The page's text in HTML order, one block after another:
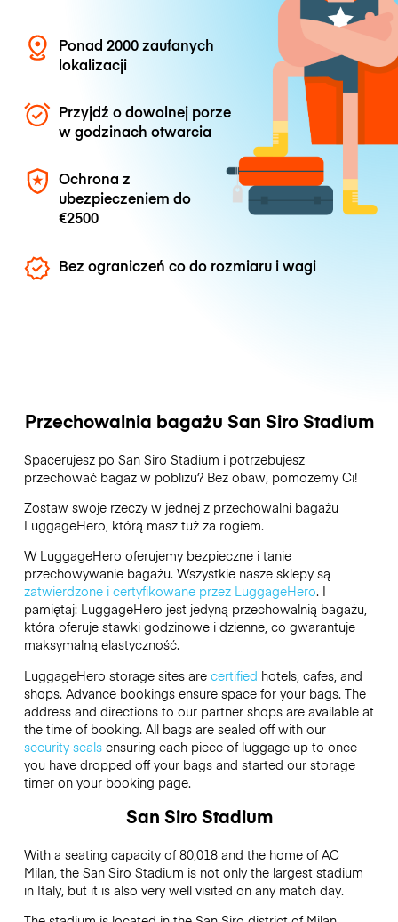
Ponad 2000 zaufanych
lokalizacji
Przyjdź o dowolnej porze
w godzinach otwarcia
Ochrona z
ubezpieczeniem do
€2500
Bez ograniczeń co do rozmiaru i wagi
Przechowalnia bagażu San Siro Stadium
Spacerujesz po San Siro Stadium i potrzebujesz
przechować bagaż w pobliżu? Bez obaw, pomożemy Ci!
Zostaw swoje rzeczy w jednej z przechowalni bagażu
LuggageHero, którą masz tuż za rogiem.
W LuggageHero oferujemy bezpieczne i tanie
przechowywanie bagażu. Wszystkie nasze sklepy są
zatwierdzone i certyfikowane przez LuggageHero. I
pamiętaj: LuggageHero jest jedyną przechowalnią bagażu,
która oferuje stawki godzinowe i dzienne, co gwarantuje
maksymalną elastyczność.
LuggageHero storage sites are certified hotels, cafes, and
shops. Advance bookings ensure space for your bags. The
address and directions to our partner shops are available at
the time of booking. All bags are sealed off with our
security sealsensuring each piece of luggage up to once
you have dropped off your bags and started our storage
timer on your booking page.
San Siro Stadium
With a seating capacity of 80,018 and the home of AC
Milan, the San Siro Stadium is not only the largest stadium
in Italy, but it is also very well visited on any match day.